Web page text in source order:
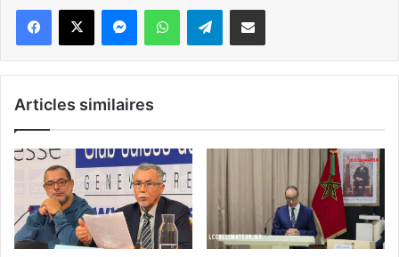
WhatsApp Telegram
Articles similaires